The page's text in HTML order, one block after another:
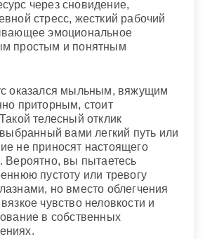
через сновидение,
стресс, жесткий рабочий
эмоциональное
простым и понятным
оказался мыльным, вяжущим
приторным, стоит
телесный отклик
вами легкий путь или
не приносят настоящего
Вероятно, вы пытаетесь
пустоту или тревогу
но вместо облегчения
чувство неловкости и
в собственных